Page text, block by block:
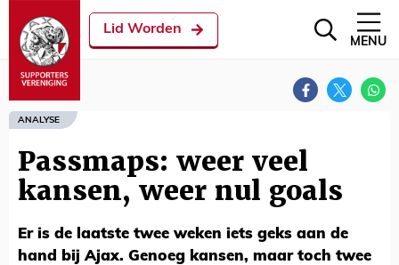
Lid Worden
MENU
ANALYSE
Passmaps: weer veel
kansen, weer nul goals
Er is de laatste twee weken iets geks aan de
hand bij Ajax. Genoeg kansen, maar toch twee